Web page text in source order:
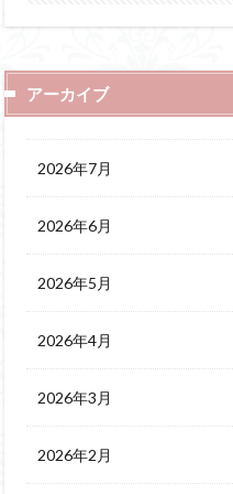
アーカイブ
2026年7月
2026年6月
2026年5月
2026年4月
2026年3月
2026年2月